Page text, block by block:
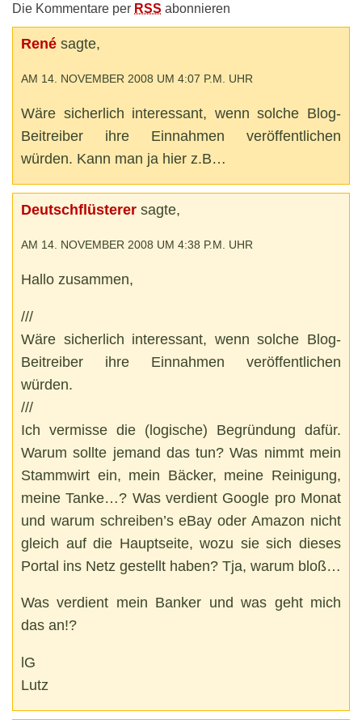
Die Kommentare per RSS abonnieren
René sagte,
AM 14. NOVEMBER 2008 UM 4:07 P.M. UHR
Wäre sicherlich interessant, wenn solche Blog-
Beitreiber ihre Einnahmen veröffentlichen
würden. Kann man ja hier z.B…
Deutschflüsterer sagte,
AM 14. NOVEMBER 2008 UM 4:38 P.M. UHR
Hallo zusammen,
///
Wäre sicherlich interessant, wenn solche Blog-
Beitreiber ihre Einnahmen veröffentlichen
würden.
///
Ich vermisse die (logische) Begründung dafür.
Warum sollte jemand das tun? Was nimmt mein
Stammwirt ein, mein Bäcker, meine Reinigung,
meine Tanke…? Was verdient Google pro Monat
und warum schreiben’s eBay oder Amazon nicht
gleich auf die Hauptseite, wozu sie sich dieses
Portal ins Netz gestellt haben? Tja, warum bloß…
Was verdient mein Banker und was geht mich
das an!?
lG
Lutz